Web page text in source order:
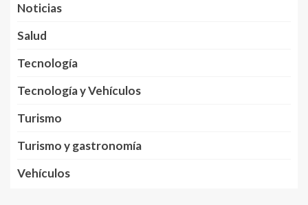
Noticias
Salud
Tecnología
Tecnología y Vehículos
Turismo
Turismo y gastronomía
Vehículos